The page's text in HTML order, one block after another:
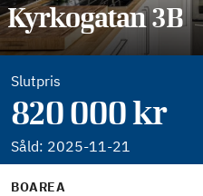
Kyrkogatan 3B
Slutpris
820 000 kr
Såld: 2025-11-21
BOAREA